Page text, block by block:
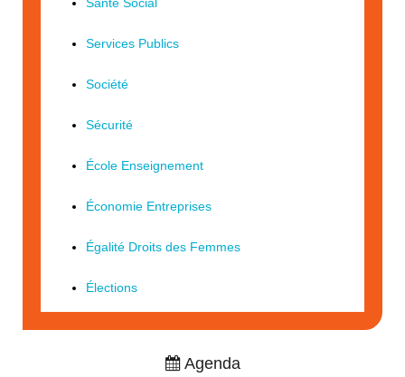
Services Publics
Société
Sécurité
École Enseignement
Économie Entreprises
Égalité Droits des Femmes
Élections
Agenda